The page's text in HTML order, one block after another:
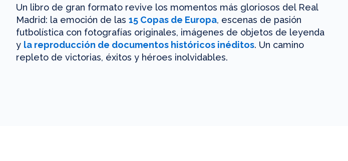
Un libro de gran formato revive los momentos más gloriosos del Real
Madrid: la emoción de las 15 Copas de Europa, escenas de pasión
futbolística con fotografías originales, imágenes de objetos de leyenda
y la reproducción de documentos históricos inéditos. Un camino
repleto de victorias, éxitos y héroes inolvidables.